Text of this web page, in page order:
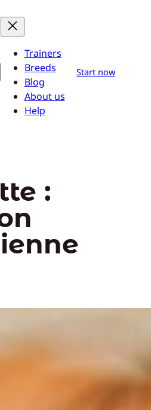
Trainers
Breeds
Blog
About us
Help
Start now
: